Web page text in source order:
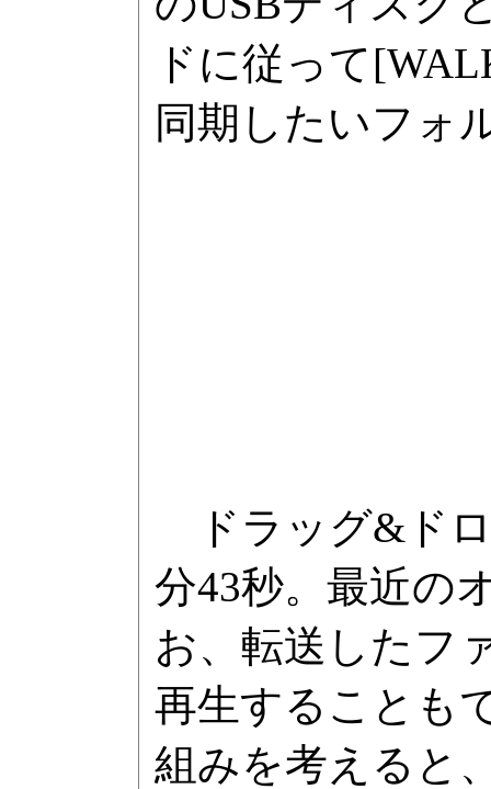
ドに従って
同期したいフォ
ドラッグ&ドロ
分43秒。最近の
お、転送したフ
再生することも
組みを考えると